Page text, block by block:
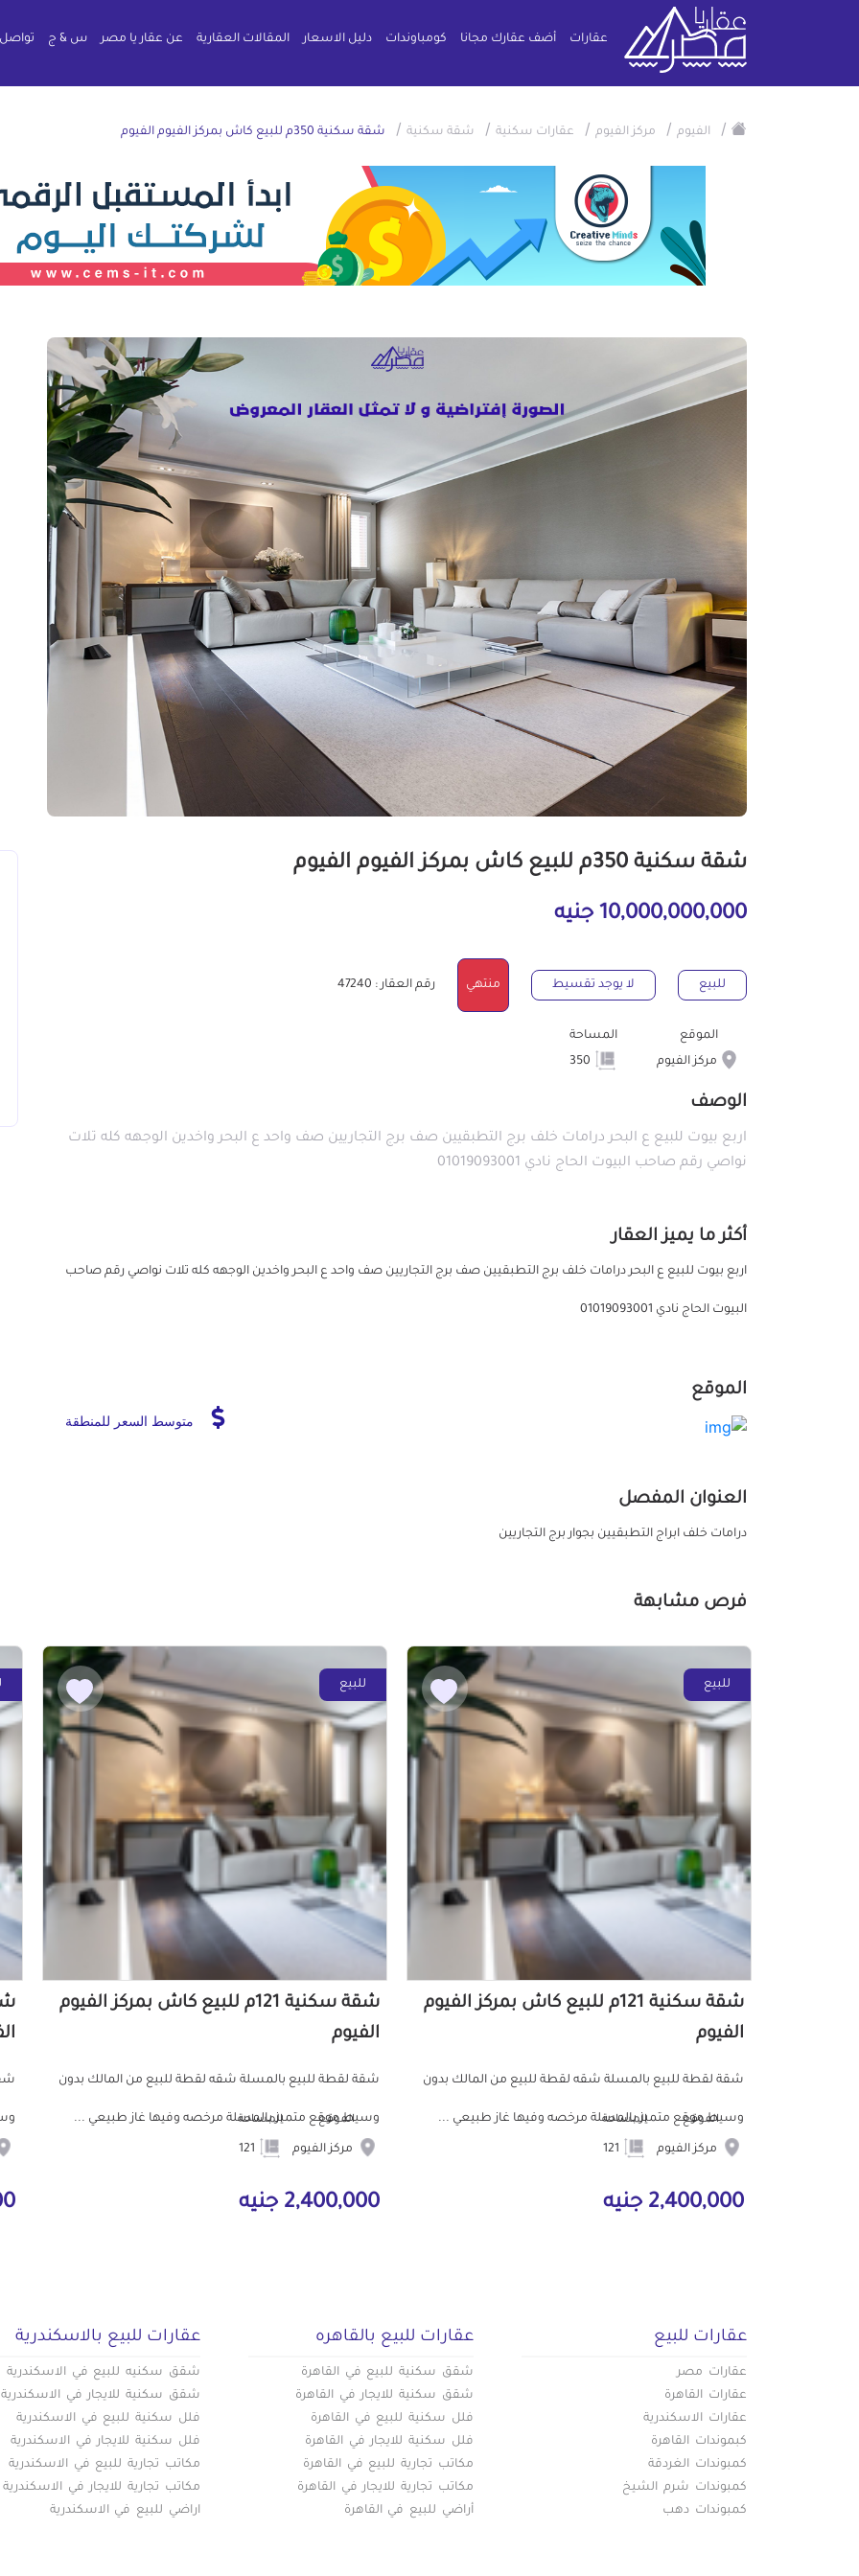
عقارات أضف عقارك مجانا كومباوندات دليل الاسعار المقالات العقارية عن عقار يا مصر س & ج
/ الفيوم / مركز الفيوم / عقارات سكنية / شقة سكنية / شقة سكنية 350م للبيع كاش بمركز الفيوم الفيوم
شقة سكنية 350م للبيع كاش بمركز الفيوم الفيوم
10,000,000,000 جنيه
للبيع لا يوجد تقسيط منتهي رقم العقار : 47240
الموقع
مركز الفيوم
المساحة
الوصف
اربع بيوت للبيع ع البحر درامات خلف برج التطبقيين صف برج التجاريين صف واحد ع البحر واخدين الوجهه كله تلات
نواصي رقم صاحب البيوت الحاج نادي 01019093001
أكثر ما يميز العقار
اربع بيوت للبيع ع البحر درامات خلف برج التطبقيين صف برج التجاريين صف واحد ع البحر واخدين الوجهه كله تلات نواصي رقم صاحب
البيوت الحاج نادي 01019093001
الموقع
متوسط السعر للمنطقة
العنوان المفصل
درامات خلف ابراج التطبقيين بجوار برج التجاريين
فرص مشابهة
للبيع
شقة سكنية 121م للبيع كاش بمركز الفيوم
الفيوم
شقة لقطة للبيع بالمسلة شقه لقطة للبيع من المالك بدون
وسيط موقع متميز بالمسلة مرخصه وفيها غاز طبيعي ...
الموقع
مركز الفيوم
المساحة
2,400,000 جنيه
للبيع
شقة سكنية 121م للبيع كاش بمركز الفيوم
الفيوم
شقة لقطة للبيع بالمسلة شقه لقطة للبيع من المالك بدون
وسيط موقع متميز بالمسلة مرخصه وفيها غاز طبيعي ...
الموقع
مركز الفيوم
المساحة
2,400,000 جنيه
عقارات للبيع
عقارات مصر
عقارات القاهرة
عقارات الاسكندرية
كبموندات القاهرة
كمبوندات الغردقة
كمبوندات شرم الشيخ
كمبوندات دهب
عقارات للبيع بالقاهره
شقق سكنية للبيع في القاهرة
شقق سكنية للايجار في القاهرة
فلل سكنية للبيع في القاهرة
فلل سكنية للايجار في القاهرة
مكاتب تجارية للبيع في القاهرة
مكاتب تجارية للايجار في القاهرة
أراضي للبيع في القاهرة
عقارات للبيع بالاسكندرية
شقق سكنيه للبيع في الاسكندرية
شقق سكنية للايجار في الاسكندرية
فلل سكنية للبيع في الاسكندرية
فلل سكنية للايجار في الاسكندرية
مكاتب تجارية للبيع في الاسكندرية
مكاتب تجارية للايجار في الاسكندرية
اراضي للبيع في الاسكندرية